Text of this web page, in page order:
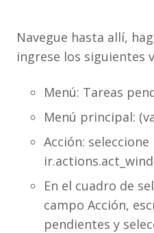
Navegue hasta allí,
ingrese los siguientes
Menú: Tareas
Menú principal:
Acción:
En el cuadro de
campo Acción,
pendientes y